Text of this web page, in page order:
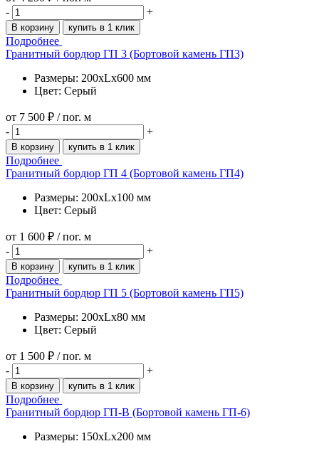
-
+
В корзину купить в 1 клик
Подробнее
Гранитный бордюр ГП 3 (Бортовой камень ГП3)
Размеры: 200xLx600 мм
Цвет: Серый
от 7 500 ₽ / пог. м
-
+
В корзину купить в 1 клик
Подробнее
Гранитный бордюр ГП 4 (Бортовой камень ГП4)
Размеры: 200xLx100 мм
Цвет: Серый
от 1 600 ₽ / пог. м
-
+
В корзину купить в 1 клик
Подробнее
Гранитный бордюр ГП 5 (Бортовой камень ГП5)
Размеры: 200xLx80 мм
Цвет: Серый
от 1 500 ₽ / пог. м
-
+
В корзину купить в 1 клик
Подробнее
Гранитный бордюр ГП-В (Бортовой камень ГП-6)
Размеры: 150xLx200 мм